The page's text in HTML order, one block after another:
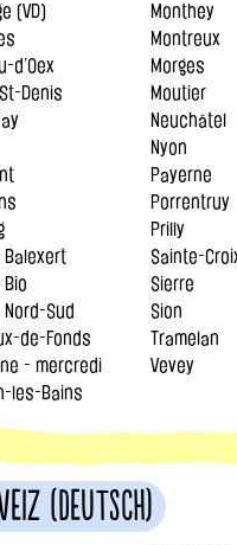
(VD)
d’Oex
Denis
Balexert
Bio
Sud
de-Fonds
- mercredi
Monthey
Montreux
Morges
Moutier
Neuchâtel
Nyon
Payerne
Porrentruy
Prilly
Sainte-
Sierre
Sion
Tramelan
Vevey
les-Bains
(Deutsch)